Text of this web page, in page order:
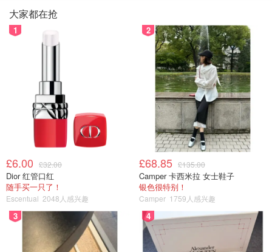
大家都在抢
1
£6.00 £32.00
Dior 红管口红
随手买一只了！
Escentual 2048人感兴趣
2
£68.85 £135.00
Camper 卡西米拉 女士鞋子
银色很特别！
Camper 1759人感兴趣
3 4